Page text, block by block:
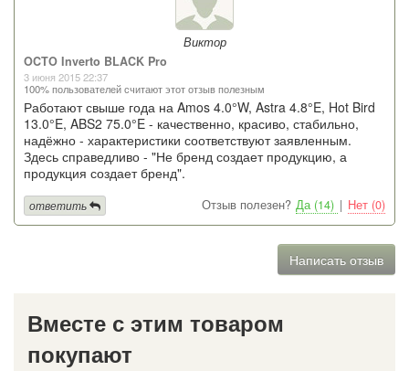
Виктор
OCTO Inverto BLACK Pro
3 июня 2015 22:37
100% пользователей считают этот отзыв полезным
Работают свыше года на Amos 4.0°W, Astra 4.8°E, Hot Bird
13.0°E, ABS2 75.0°E - качественно, красиво, стабильно,
надёжно - характеристики соответствуют заявленным.
Здесь справедливо - "Не бренд создает продукцию, а
продукция создает бренд".
Отзыв полезен? Да (14) | Нет (0)
ответить
Написать отзыв
Вместе с этим товаром
покупают